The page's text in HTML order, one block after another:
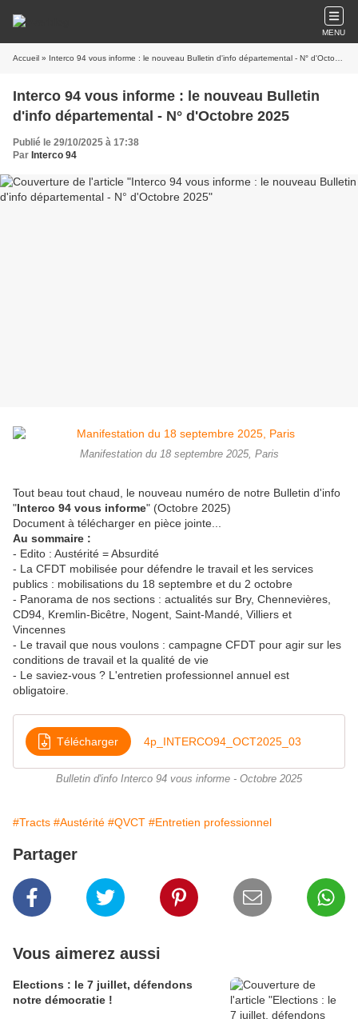
MENU
Accueil » Interco 94 vous informe : le nouveau Bulletin d'info départemental - N° d'Octobre 2025
Interco 94 vous informe : le nouveau Bulletin
d'info départemental - N° d'Octobre 2025
Publié le 29/10/2025 à 17:38
Par Interco 94
Manifestation du 18 septembre 2025, Paris
Tout beau tout chaud, le nouveau numéro de notre Bulletin d'info
"Interco 94 vous informe" (Octobre 2025)
Document à télécharger en pièce jointe...
Au sommaire :
- Edito : Austérité = Absurdité
- La CFDT mobilisée pour défendre le travail et les services
publics : mobilisations du 18 septembre et du 2 octobre
- Panorama de nos sections : actualités sur Bry, Chennevières,
CD94, Kremlin-Bicêtre, Nogent, Saint-Mandé, Villiers et
Vincennes
- Le travail que nous voulons : campagne CFDT pour agir sur les
conditions de travail et la qualité de vie
- Le saviez-vous ? L'entretien professionnel annuel est
obligatoire.
Télécharger 4p_INTERCO94_OCT2025_03
Bulletin d'info Interco 94 vous informe - Octobre 2025
#Tracts #Austérité #QVCT #Entretien professionnel
Partager
Vous aimerez aussi
Elections : le 7 juillet, défendons
notre démocratie !